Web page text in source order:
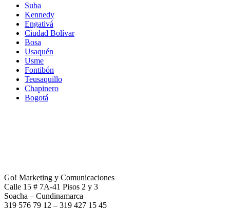
Suba
Kennedy
Engativá
Ciudad Bolívar
Bosa
Usaquén
Usme
Fontibón
Teusaquillo
Chapinero
Bogotá
Go! Marketing y Comunicaciones
Calle 15 # 7A-41 Pisos 2 y 3
Soacha – Cundinamarca
319 576 79 12 – 319 427 15 45